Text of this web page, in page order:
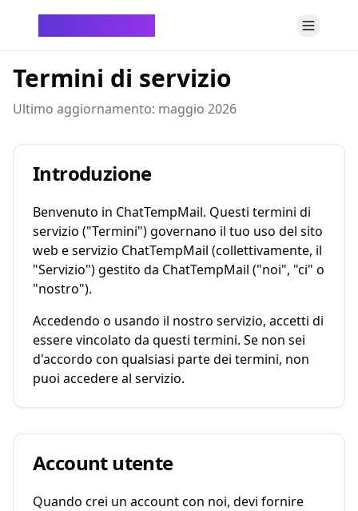
Termini di servizio
Ultimo aggiornamento: maggio 2026
Introduzione
Benvenuto in ChatTempMail. Questi termini di
servizio ("Termini") governano il tuo uso del sito
web e servizio ChatTempMail (collettivamente, il
"Servizio") gestito da ChatTempMail ("noi", "ci" o
"nostro").
Accedendo o usando il nostro servizio, accetti di
essere vincolato da questi termini. Se non sei
d'accordo con qualsiasi parte dei termini, non
puoi accedere al servizio.
Account utente
Quando crei un account con noi, devi fornire